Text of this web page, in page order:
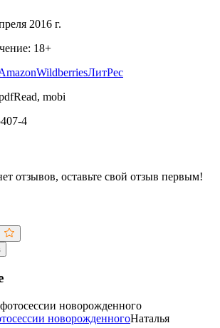
2016 г.
18+
WildberriesЛитРес
mobi
4
отзывов, оставьте свой отзыв первым!
новорожденногоНаталья